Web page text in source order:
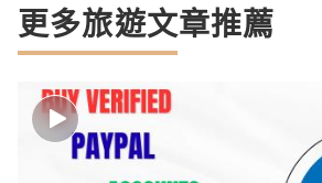
更多旅遊文章推薦